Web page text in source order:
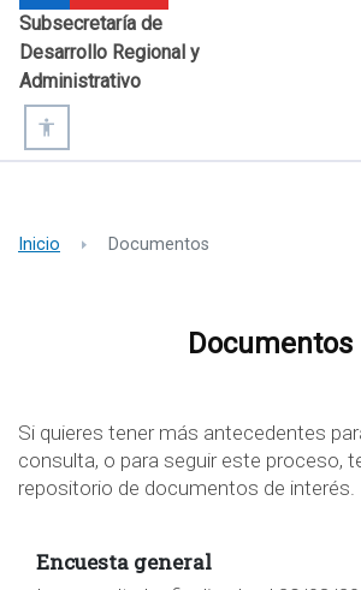
Subsecretaría de
Desarrollo Regional y
Administrativo
Inicio Documentos
Documentos
Si quieres tener más antecedentes
consulta, o para seguir este proceso,
repositorio de documentos de interés.
Encuesta general